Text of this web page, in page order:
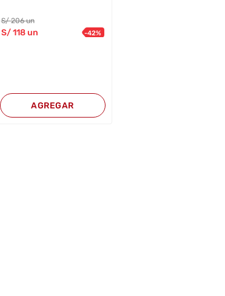
S/206 un
S/118 un -42%
AGREGAR